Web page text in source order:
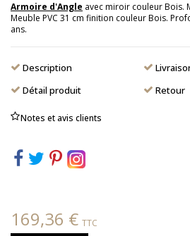
Armoire d'Angle avec miroir couleur Bois.
Meuble PVC 31 cm finition couleur Bois.
ans.
Description
Détail produit
Notes et avis clients
Retour
169,36 € TTC